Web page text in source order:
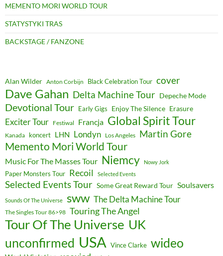
MEMENTO MORI WORLD TOUR
STATYSTYKI TRAS
BACKSTAGE / FANZONE
Alan Wilder Anton Corbijn Black Celebration Tour cover
Dave Gahan Delta Machine Tour Depeche Mode
Devotional Tour Early Gigs Enjoy The Silence Erasure
Exciter Tour Festiwal Francja Global Spirit Tour
Kanada koncert LHN Londyn Los Angeles Martin Gore
Memento Mori World Tour
Music For The Masses Tour Niemcy Nowy Jork
Paper Monsters Tour Recoil Selected Events
Selected Events Tour Some Great Reward Tour Soulsavers
Sounds Of The Universe sww The Delta Machine Tour
The Singles Tour 86>98 Touring The Angel
Tour Of The Universe UK
unconfirmed USA Vince Clarke wideo